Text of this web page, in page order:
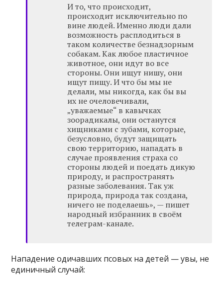
И то, что происходит,
происходит исключительно по
вине людей. Именно люди дали
возможность расплодиться в
таком количестве безнадзорным
собакам. Как любое пластичное
животное, они идут во все
стороны. Они ищут нишу, они
ищут пищу. И что бы мы не
делали, мы никогда, как бы вы
их не очеловечивали,
„уважаемые“ в кавычках
зоорадикалы, они останутся
хищниками с зубами, которые,
безусловно, будут защищать
свою территорию, нападать в
случае проявления страха со
стороны людей и поедать дикую
природу, и распространять
разные заболевания. Так уж
природа, природа так создана,
ничего не поделаешь», — пишет
народный избранник в своём
телеграм-канале.
Нападение одичавших псовых на детей — увы, не
единичный случай: